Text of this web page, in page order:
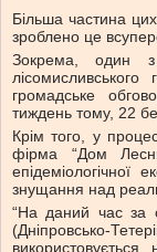
Більша частина
зроблено це
Зокрема, один з
громадське
тиждень тому, 22
Крім того, у
фірма “Дом
епідеміологічної
знущання над
“На даний час за
(Дніпровсько-